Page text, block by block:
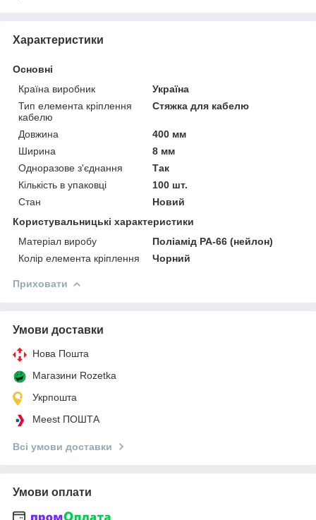
Характеристики
Основні
Країна виробник
Україна
Тип елемента кріплення
кабелю
Стяжка для кабелю
Довжина
400 мм
Ширина
8 мм
Одноразове з'єднання
Так
Кількість в упаковці
100 шт.
Стан
Новий
Користувальницькі характеристики
Матеріал виробу
Поліамід РА-66 (нейлон)
Колір елемента кріплення
Чорний
Приховати
Умови доставки
Нова Пошта
Магазини Rozetka
Укрпошта
Meest ПОШТА
Всі умови доставки
Умови оплати